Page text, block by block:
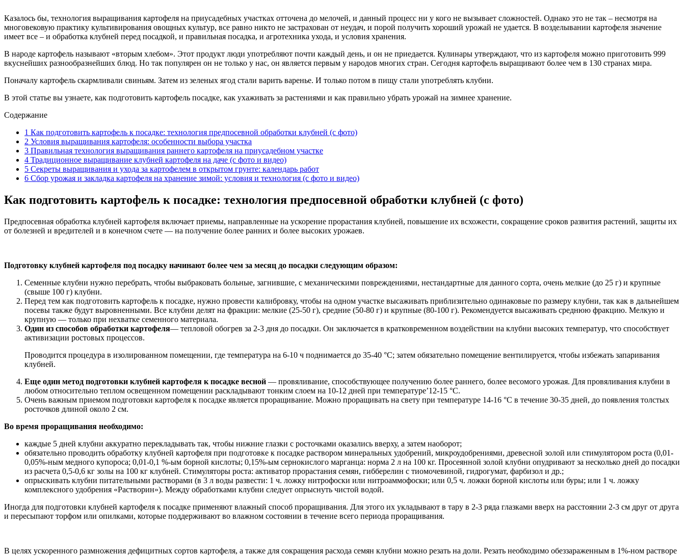
Казалось бы, технология выращивания картофеля на приусадебных участках отточена до мелочей, и данный процесс ни у кого не вызывает сложностей. Однако это не так – несмотря на
многовековую практику культивирования овощных культур, все равно никто не застрахован от неудач, и порой получить хороший урожай не удается. В возделывании картофеля значение
имеет все – и обработка клубней перед посадкой, и правильная посадка, и агротехника ухода, и условия хранения.
В народе картофель называют «вторым хлебом». Этот продукт люди употребляют почти каждый день, и он не приедается. Кулинары утверждают, что из картофеля можно приготовить 999
вкуснейших разнообразнейших блюд. Но так популярен он не только у нас, он является первым у народов многих стран. Сегодня картофель выращивают более чем в 130 странах мира.
Поначалу картофель скармливали свиньям. Затем из зеленых ягод стали варить варенье. И только потом в пищу стали употреблять клубни.
В этой статье вы узнаете, как подготовить картофель посадке, как ухаживать за растениями и как правильно убрать урожай на зимнее хранение.
Содержание
1 Как подготовить картофель к посадке: технология предпосевной обработки клубней (с фото)
2 Условия выращивания картофеля: особенности выбора участка
3 Правильная технология выращивания раннего картофеля на приусадебном участке
4 Традиционное выращивание клубней картофеля на даче (с фото и видео)
5 Секреты выращивания и ухода за картофелем в открытом грунте: календарь работ
6 Сбор урожая и закладка картофеля на хранение зимой: условия и технология (с фото и видео)
Как подготовить картофель к посадке: технология предпосевной обработки клубней (с фото)
Предпосевная обработка клубней картофеля включает приемы, направленные на ускорение прорастания клубней, повышение их всхожести, сокращение сроков развития растений, защиты их
от болезней и вредителей и в конечном счете — на получение более ранних и более высоких урожаев.
Подготовку клубней картофеля под посадку начинают более чем за месяц до посадки следующим образом:
Семенные клубни нужно перебрать, чтобы выбраковать больные, загнившие, с механическими повреждениями, нестандартные для данного сорта, очень мелкие (до 25 г) и крупные
(свыше 100 г) клубни.
Перед тем как подготовить картофель к посадке, нужно провести калибровку, чтобы на одном участке высаживать приблизительно одинаковые по размеру клубни, так как в дальнейшем
посевы также будут выровненными. Все клубни делят на фракции: мелкие (25-50 г), средние (50-80 г) и крупные (80-100 г). Рекомендуется высаживать среднюю фракцию. Мелкую и
крупную — только при нехватке семенного материала.
Один из способов обработки картофеля— тепловой обогрев за 2-3 дня до посадки. Он заключается в кратковременном воздействии на клубни высоких температур, что способствует
активизации ростовых процессов.
Проводится процедура в изолированном помещении, где температура на 6-10 ч поднимается до 35-40 °С; затем обязательно помещение вентилируется, чтобы избежать запаривания
клубней.
Еще один метод подготовки клубней картофеля к посадке весной — провяливание, способствующее получению более раннего, более весомого урожая. Для провяливания клубни в
любом относительно теплом освещенном помещении раскладывают тонким слоем на 10-12 дней при температуре’12-15 °С.
Очень важным приемом подготовки картофеля к посадке является проращивание. Можно проращивать на свету при температуре 14-16 °С в течение 30-35 дней, до появления толстых
росточков длиной около 2 см.
Во время проращивания необходимо:
каждые 5 дней клубни аккуратно перекладывать так, чтобы нижние глазки с росточками оказались вверху, а затем наоборот;
обязательно проводить обработку клубней картофеля при подготовке к посадке раствором минеральных удобрений, микроудобрениями, древесной золой или стимулятором роста (0,01-
0,05%-ным медного купороса; 0,01-0,1 %-ым борной кислоты; 0,15%-ым сернокислого марганца: норма 2 л на 100 кг. Просеянной золой клубни опудривают за несколько дней до посадки
из расчета 0,5-0,6 кг золы на 100 кг клубней. Стимуляторы роста: активатор прорастания семян, гибберелин с тиомочевиной, гидрогумат, фарбизол и др.;
опрыскивать клубни питательными растворами (в 3 л воды развести: 1 ч. ложку нитрофоски или нитроаммофоски; или 0,5 ч. ложки борной кислоты или буры; или 1 ч. ложку
комплексного удобрения «Растворин»). Между обработками клубни следует опрыснуть чистой водой.
Иногда для подготовки клубней картофеля к посадке применяют влажный способ проращивания. Для этого их укладывают в тару в 2-3 ряда глазками вверх на расстоянии 2-3 см друг от друга
и пересыпают торфом или опилками, которые поддерживают во влажном состоянии в течение всего периода проращивания.
В целях ускоренного размножения дефицитных сортов картофеля, а также для сокращения расхода семян клубни можно резать на доли. Резать необходимо обеззараженным в 1%-ном растворе